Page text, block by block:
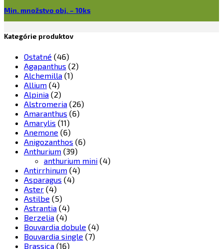
Min. množstvo obj. – 10ks
Kategórie produktov
Ostatné (46)
Agapanthus (2)
Alchemilla (1)
Allium (4)
Alpinia (2)
Alstromeria (26)
Amaranthus (6)
Amarylis (11)
Anemone (6)
Anigozanthos (6)
Anthurium (39)
anthurium mini (4)
Antirrhinum (4)
Asparagus (4)
Aster (4)
Astilbe (5)
Astrantia (4)
Berzelia (4)
Bouvardia dobule (4)
Bouvardia single (7)
Brassica (16)